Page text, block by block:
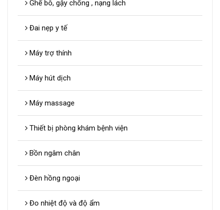
Ghế bô, gậy chống , nạng lách
Đai nẹp y tế
Máy trợ thính
Máy hút dịch
Máy massage
Thiết bị phòng khám bệnh viện
Bồn ngâm chân
Đèn hồng ngoại
Đo nhiệt độ và độ ẩm